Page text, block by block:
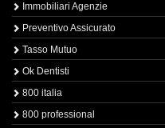
Immobiliari Agenzie
Preventivo Assicurato
Tasso Mutuo
Ok Dentisti
800 italia
800 professional